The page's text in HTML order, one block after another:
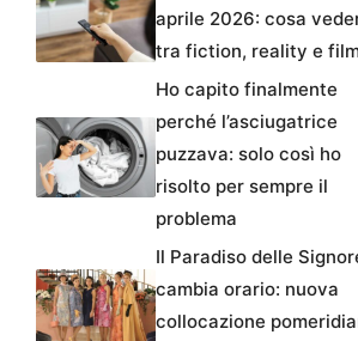
aprile 2026: cosa
tra fiction, reality e
Ho capito finalmente
perché l’asciugatrice
puzzava: solo così ho
risolto per sempre il
problema
Il Paradiso delle
cambia orario: nuova
collocazione